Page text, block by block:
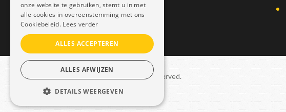
Copyright © 2021 Dais. All rights reserved.
Sitemap–GDPR
onze website te gebruiken, stemt u in met
alle cookies in overeenstemming met ons
Cookiebeleid. Lees verder
ALLES ACCEPTEREN
ALLES AFWIJZEN
DETAILS WEERGEVEN
STRIKT NOODZAKELIJK